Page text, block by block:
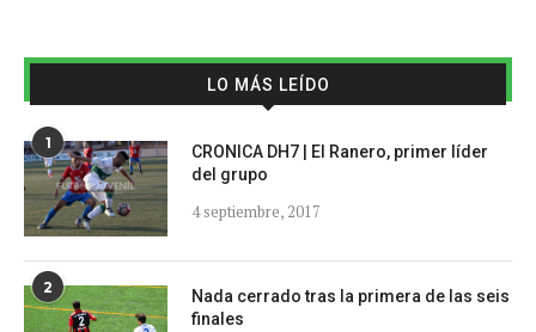
LO MÁS LEÍDO
1
CRONICA DH7 | El Ranero, primer líder
del grupo
4 septiembre, 2017
2
Nada cerrado tras la primera de las seis
finales